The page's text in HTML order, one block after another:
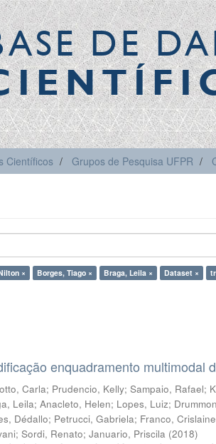
DE
Científicos Grupos de Pesquisa UFPR
× Borges, Tiago × Braga, Leila × Dataset ×
enquadramento multimodal
Carla; Prudencio, Kelly;Sampaio, Rafael;
Leila;Anacleto, Helen; Lopes, Luiz;
Dédallo; Petrucci, Gabriela; Franco, Crislaine
;Sordi, Renato;Januario, Priscila (2018)